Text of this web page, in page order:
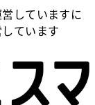
しています に
ています